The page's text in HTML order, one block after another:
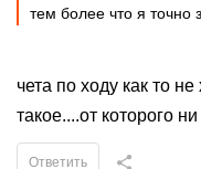
тем более что я точно
чета по ходу как то
такое....от которого
Ответить